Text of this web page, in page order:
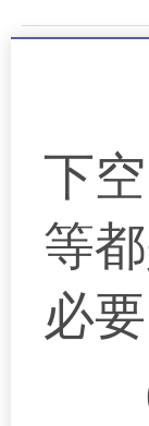
立
下
等
必